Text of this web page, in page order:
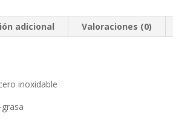
adicional Valoraciones (0)
inoxidable